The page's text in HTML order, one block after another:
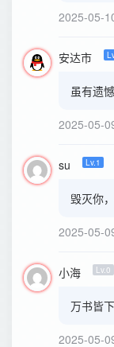
2025-05-
安达市
虽有遗
2025-05-
su Lv.1
毁灭你
2025-05-
小海 Lv.0
万书皆
2025-05-